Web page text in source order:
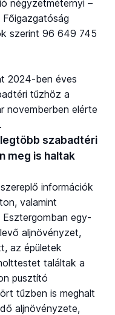
négyzetméternyi –
szerint 96 649 745
2024-ben éves
tűzhöz a
novemberben elérte
szabadtéri
meg is haltak
információk
valamint
egy-
aljnövényzet,
az épületek
találtak a
pusztító
tűzben is meghalt
aljnövényzete,